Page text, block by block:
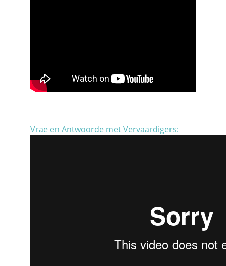
Vrae en Antwoorde met Vervaardigers: